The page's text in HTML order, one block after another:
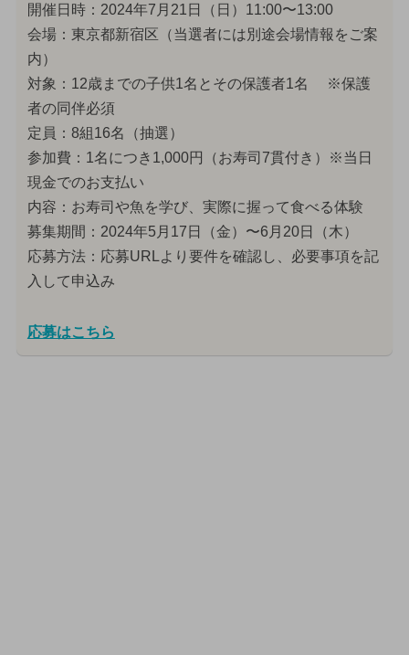
開催日時：2024年7月21日（日）11:00〜13:00
会場：東京都新宿区（当選者には別途会場情報をご案
内）
対象：12歳までの子供1名とその保護者1名 ※保護
者の同伴必須
定員：8組16名（抽選）
参加費：1名につき1,000円（お寿司7貫付き）※当日
現金でのお支払い
内容：お寿司や魚を学び、実際に握って食べる体験
募集期間：2024年5月17日（金）〜6月20日（木）
応募方法：応募URLより要件を確認し、必要事項を記
入して申込み
応募はこちら